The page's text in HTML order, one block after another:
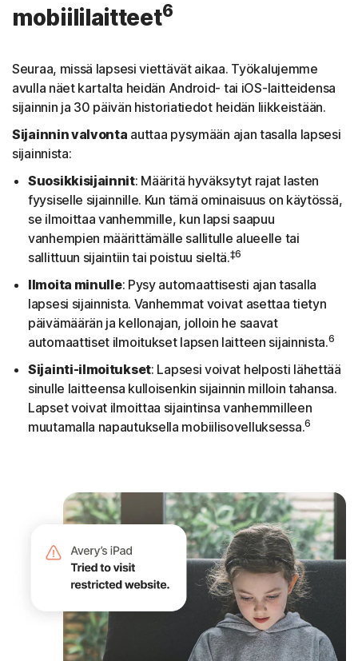
mobiililaitteet6
Seuraa, missä lapsesi viettävät aikaa. Työkalujemme
avulla näet kartalta heidän Android- tai iOS-laitteidensa
sijainnin ja 30 päivän historiatiedot heidän liikkeistään.
Sijainnin valvonta auttaa pysymään ajan tasalla lapsesi
sijainnista:
Suosikkisijainnit: Määritä hyväksytyt rajat lasten
fyysiselle sijainnille. Kun tämä ominaisuus on käytössä,
se ilmoittaa vanhemmille, kun lapsi saapuu
vanhempien määrittämälle sallitulle alueelle tai
sallittuun sijaintiin tai poistuu sieltä.‡6
Ilmoita minulle: Pysy automaattisesti ajan tasalla
lapsesi sijainnista. Vanhemmat voivat asettaa tietyn
päivämäärän ja kellonajan, jolloin he saavat
automaattiset ilmoitukset lapsen laitteen sijainnista.6
Sijainti-ilmoitukset: Lapsesi voivat helposti lähettää
sinulle laitteensa kulloisenkin sijainnin milloin tahansa.
Lapset voivat ilmoittaa sijaintinsa vanhemmilleen
muutamalla napautuksella mobiilisovelluksessa.6